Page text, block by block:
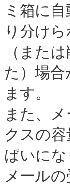
ミ箱に
り分け
（また
た）場
ます。
また、
クスの
ぱいに
メール